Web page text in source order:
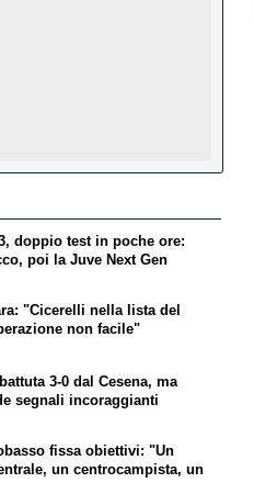
doppio test in poche ore:
poi la Juve Next Gen
"Cicerelli nella lista del
non facile"
3-0 dal Cesena, ma
segnali incoraggianti
fissa obiettivi: "Un
un centrocampista, un